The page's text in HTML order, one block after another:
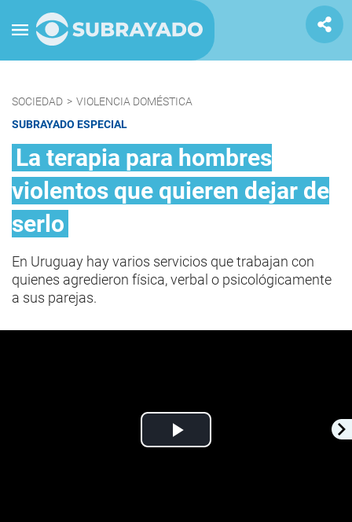
SOCIEDAD > VIOLENCIA DOMÉSTICA
SUBRAYADO ESPECIAL
La terapia para hombres
violentos que quieren dejar de
serlo
En Uruguay hay varios servicios que trabajan con
quienes agredieron física, verbal o psicológicamente
a sus parejas.
Play